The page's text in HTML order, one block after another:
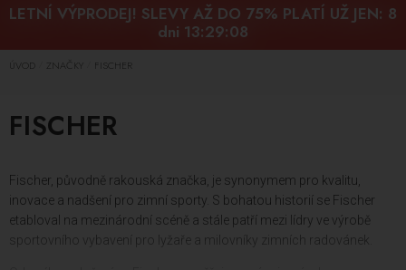
LETNÍ VÝPRODEJ! SLEVY AŽ DO 75% PLATÍ UŽ JEN: 8
dni 13:29:07
ÚVOD ZNAČKY FISCHER
FISCHER
Fischer, původně rakouská značka, je synonymem pro kvalitu,
inovace a nadšení pro zimní sporty. S bohatou historií se Fischer
etabloval na mezinárodní scéně a stále patří mezi lídry ve výrobě
sportovního vybavení pro lyžaře a milovníky zimních radovánek.